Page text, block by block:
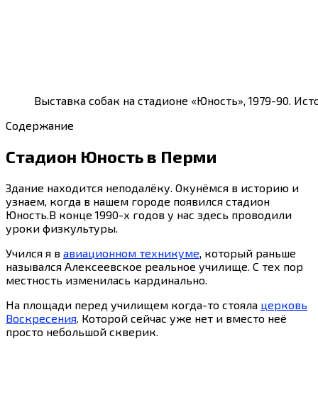
Выставка собак на стадионе «Юность», 1979-90.
Содержание
Стадион Юность в Перми
Здание находится неподалёку. Окунёмся в историю и
узнаем, когда в нашем городе появился стадион
Юность.В конце 1990-х годов у нас здесь проводили
уроки физкультуры.
Учился я в авиационном техникуме , который раньше
назывался Алексеевское реальное училище. С тех пор
местность изменилась кардинально.
На площади перед училищем когда-то стояла церковь
Воскресения . Которой сейчас уже нет и вместо неё
просто небольшой скверик.